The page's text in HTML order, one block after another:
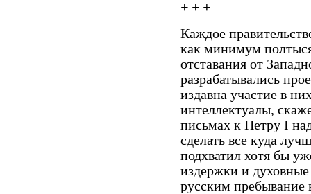
+ + +
Каждое
как минимум
отставания от
разрабатывались
издавна участие в
интеллектуалы,
письмах к Петру I
сделать все куда
подхватил хотя бы
издержки и
русским пребывание